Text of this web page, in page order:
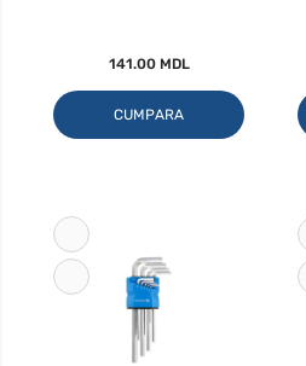
141.00 MDL
CUMPARA